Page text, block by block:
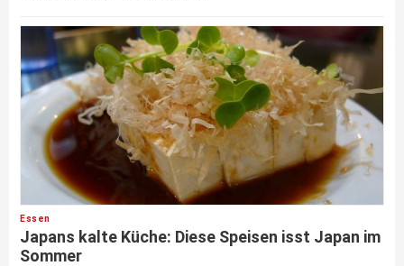
Essen
Japans kalte Küche: Diese Speisen isst Japan im
Sommer